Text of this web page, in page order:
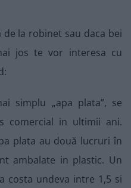
la robinet sau daca bei
jos te vor interesa cu
simplu „apa plata”, se
comercial in ultimii ani.
plata au două lucruri în
ambalate in plastic. Un
costa undeva intre 1,5 si